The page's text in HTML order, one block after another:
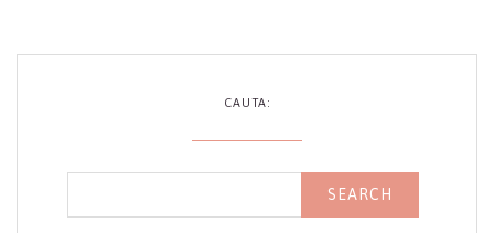
CAUTA: